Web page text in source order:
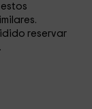
reservar